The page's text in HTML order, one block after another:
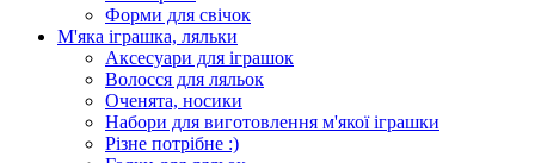
Форми для свічок
М'яка іграшка, ляльки
Аксесуари для іграшок
Волосся для ляльок
Оченята, носики
Набори для виготовлення м'якої іграшки
Різне потрібне :)